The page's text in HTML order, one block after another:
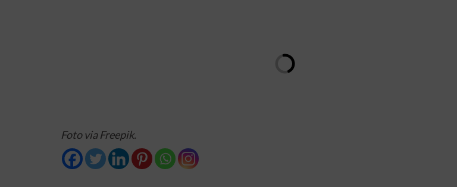
Foto via Freepik.